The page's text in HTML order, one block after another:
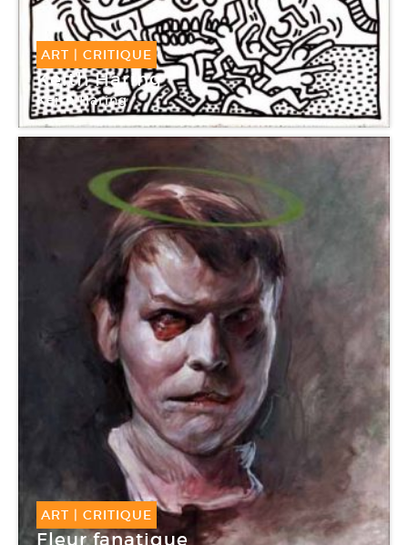
ART | CRITIQUE
Keith Haring
Keith Haring
Galerie Jérôme de Noirmont
ART CRITIQUE
Fleur fanatique